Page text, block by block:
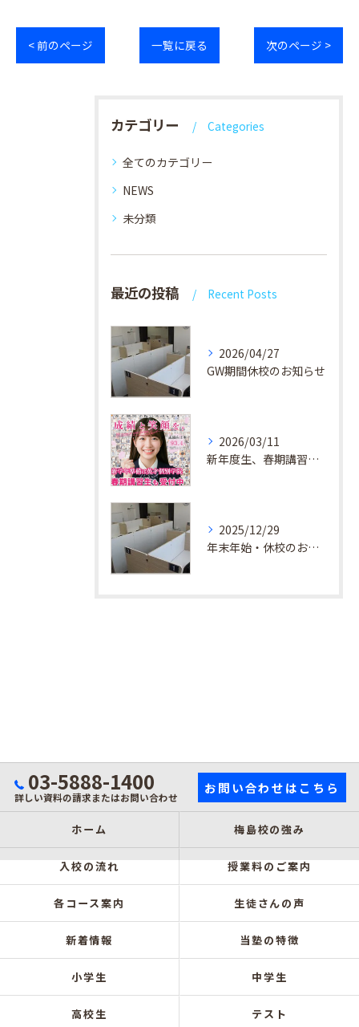
< 前のページ 一覧に戻る 次のページ >
カテゴリー Categories
全てのカテゴリー
NEWS
未分類
最近の投稿 Recent Posts
2026/04/27
GW期間休校のお知らせ
2026/03/11
新年度生、春期講習生 受付中！
2025/12/29
年末年始・休校のお知らせ
03-5888-1400
詳しい資料の請求またはお問い合わせ
お問い合わせはこちら
ホーム 梅島校の強み
入校の流れ 授業料のご案内
各コース案内 生徒さんの声
新着情報 当塾の特徴
小学生 中学生
高校生 テスト